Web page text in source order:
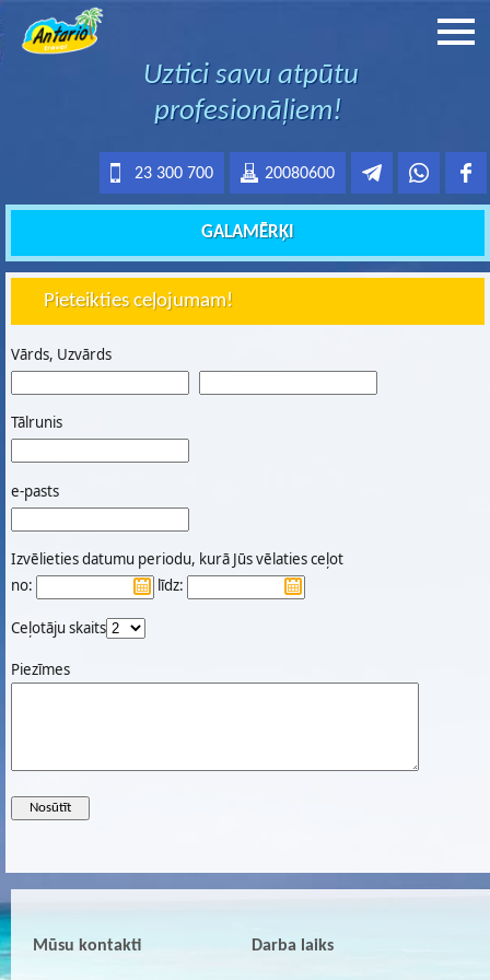
Uztici savu atpūtu
profesionāļiem!
20080600
23 300 700
GALAMĒRĶI
Pieteikties ceļojumam!
Vārds, Uzvārds
Tālrunis
e-pasts
Izvēlieties datumu periodu, kurā Jūs vēlaties ceļot
no:
līdz:
Ceļotāju skaits
Piezīmes
Mūsu kontakti Darba laiks